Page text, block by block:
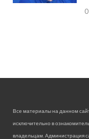
Все материалы на данном
исключительно в
владельцам. Администрация